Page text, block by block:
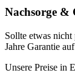
Nachsorge &
Sollte etwas
Jahre Garantie
Unsere Preise in